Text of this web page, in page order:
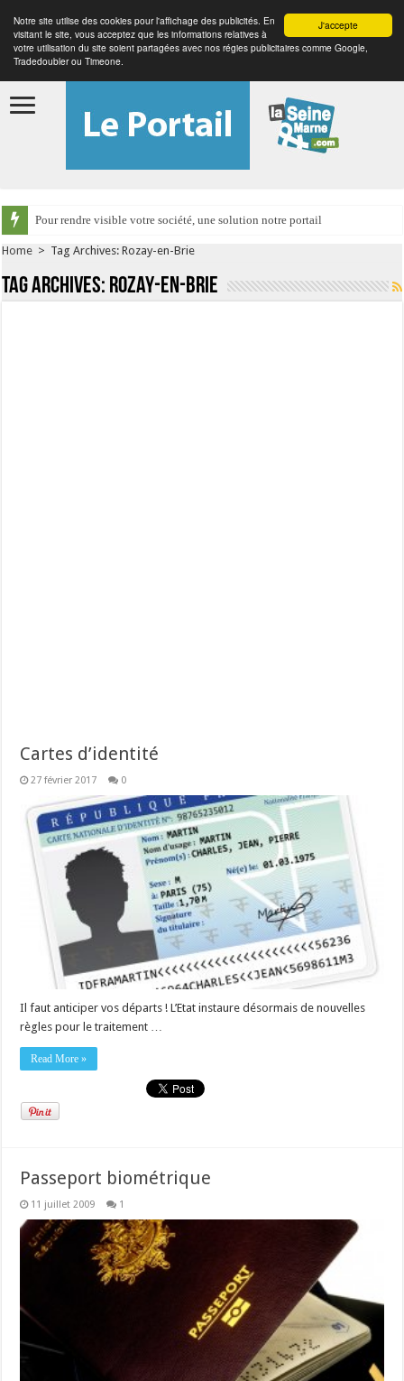
J'accepte
Notre site utilise des cookies pour l'affichage des publicités. En
visitant le site, vous acceptez que les informations relatives à
votre utilisation du site soient partagées avec nos régies publicitaires comme Google,
Tradedoubler ou Timeone.
Pour rendre visible votre société, une solution notre portail
Home > Tag Archives: Rozay-en-Brie
Tag Archives: Rozay-en-Brie
Cartes d’identité
27 février 2017 0
Il faut anticiper vos départs ! L’Etat instaure désormais de nouvelles
règles pour le traitement …
Read More »
Passeport biométrique
11 juillet 2009 1